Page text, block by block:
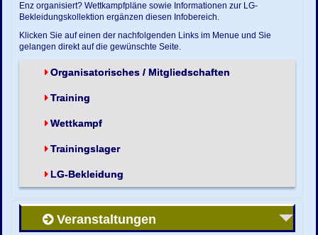
Enz organisiert? Wettkampfpläne sowie Informationen zur LG-
Bekleidungskollektion ergänzen diesen Infobereich.
Klicken Sie auf einen der nachfolgenden Links im Menue und Sie
gelangen direkt auf die gewünschte Seite.
Organisatorisches / Mitgliedschaften
Training
Wettkampf
Trainingslager
LG-Bekleidung
Veranstaltungen